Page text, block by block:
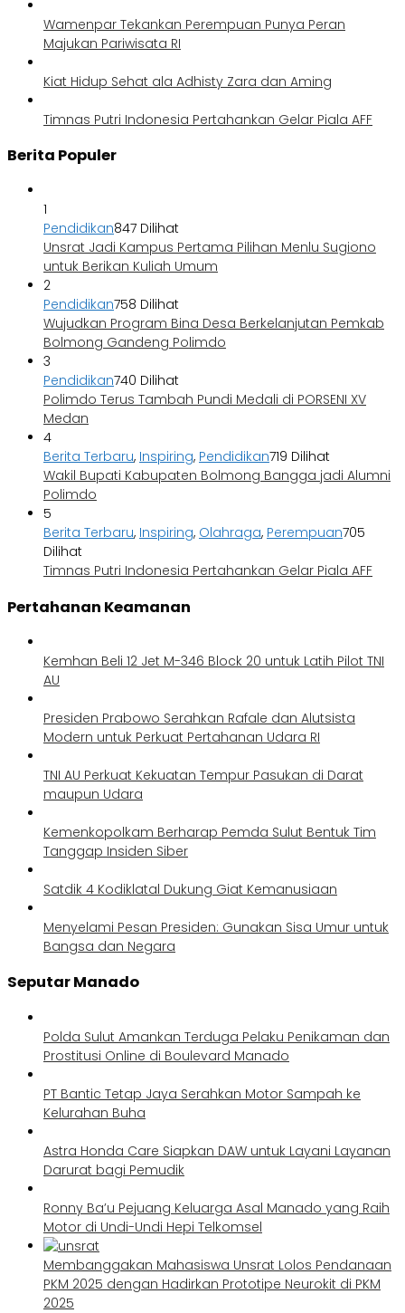
Wamenpar Tekankan Perempuan Punya Peran
Majukan Pariwisata RI
Kiat Hidup Sehat ala Adhisty Zara dan Aming
Timnas Putri Indonesia Pertahankan Gelar Piala AFF
Berita Populer
1
Pendidikan847 Dilihat
Unsrat Jadi Kampus Pertama Pilihan Menlu Sugiono
untuk Berikan Kuliah Umum
2
Pendidikan758 Dilihat
Wujudkan Program Bina Desa Berkelanjutan Pemkab
Bolmong Gandeng Polimdo
3
Pendidikan740 Dilihat
Polimdo Terus Tambah Pundi Medali di PORSENI XV
Medan
4
Berita Terbaru, Inspiring, Pendidikan719 Dilihat
Wakil Bupati Kabupaten Bolmong Bangga jadi Alumni
Polimdo
5
Berita Terbaru, Inspiring, Olahraga, Perempuan705
Dilihat
Timnas Putri Indonesia Pertahankan Gelar Piala AFF
Pertahanan Keamanan
Kemhan Beli 12 Jet M-346 Block 20 untuk Latih Pilot TNI
AU
Presiden Prabowo Serahkan Rafale dan Alutsista
Modern untuk Perkuat Pertahanan Udara RI
TNI AU Perkuat Kekuatan Tempur Pasukan di Darat
maupun Udara
Kemenkopolkam Berharap Pemda Sulut Bentuk Tim
Tanggap Insiden Siber
Satdik 4 Kodiklatal Dukung Giat Kemanusiaan
Menyelami Pesan Presiden: Gunakan Sisa Umur untuk
Bangsa dan Negara
Seputar Manado
Polda Sulut Amankan Terduga Pelaku Penikaman dan
Prostitusi Online di Boulevard Manado
PT Bantic Tetap Jaya Serahkan Motor Sampah ke
Kelurahan Buha
Astra Honda Care Siapkan DAW untuk Layani Layanan
Darurat bagi Pemudik
Ronny Ba’u Pejuang Keluarga Asal Manado yang Raih
Motor di Undi-Undi Hepi Telkomsel
Membanggakan Mahasiswa Unsrat Lolos Pendanaan
PKM 2025 dengan Hadirkan Prototipe Neurokit di PKM
2025